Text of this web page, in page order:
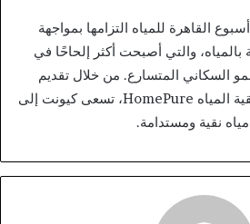
القاهرة للمياه التزامها بمواجهة
بالمياه، والتي أصبحت أكثر إلحاحًا في
السكاني المتسارع. من خلال تقديم
حلول مبتكرة مثل نظام تنقية المياه HomePure، تسعى كيونت إلى
نقية ومستدامة.